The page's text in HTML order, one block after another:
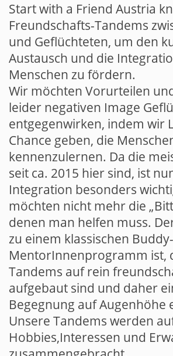
Start with a Friend Austria
Freundschafts-Tandems
und Geflüchteten, um den
Austausch und die
Menschen zu fördern.
Wir möchten Vorurteilen
leider negativen Image
entgegenwirken, indem wir
Chance geben, die
kennenzulernen. Da die
seit ca. 2015 hier sind, ist
Integration besonders
möchten nicht mehr die
denen man helfen muss.
zu einem klassischen
MentorInnenprogramm ist,
Tandems auf rein
aufgebaut sind und daher
Begegnung auf Augenhöhe
Unsere Tandems werden
Hobbies,Interessen und